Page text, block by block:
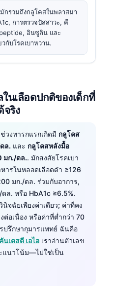
มักรวมถึงกลูโคสในพลาสมา
การตรวจปัสสาวะ, คี
อินซูลิน และ
กับโรคเบาหวาน.
นเลือดปกติของเด็กที่
จริง
งทารกแรกเกิดมี กลูโคส
ล. และ กลูโคสหลังมื้อ
มก./ดล.. มักสงสัยโรคเบา
ารในหลอดเลือดดำ ≥126
มก./ดล. ร่วมกับอาการ,
ล. หรือ HbA1c ≥6.5%.
จฉัยเพียงค่าเดียว; ค่าที่คง
ต่อเนื่อง หรือค่าที่ต่ำกว่า 70
ปรึกษากุมารแพทย์ ฉันคือ
คันเตสตี เอไอ เราอ่านตัวเลข
แนวโน้ม—ไม่ใช่เป็น